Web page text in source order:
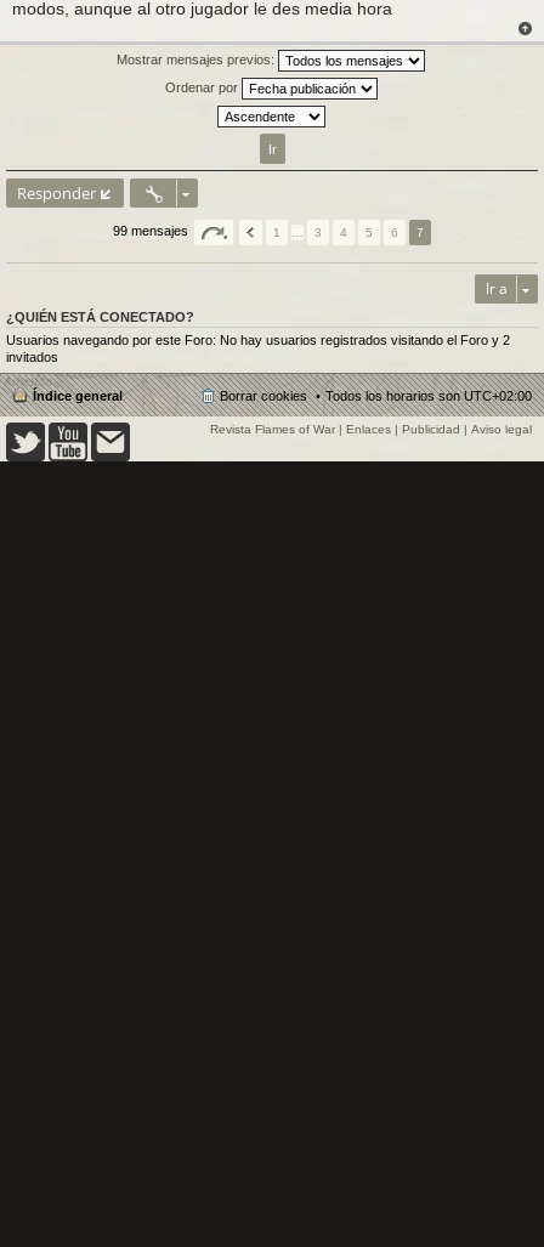
j
modos, aunque al otro jugador le des media hora
Mostrar mensajes previos:
Ordenar por
Responder
99 mensajes 1 … 3 4 5 6 7
Ir a
¿QUIÉN ESTÁ CONECTADO?
Usuarios navegando por este Foro: No hay usuarios registrados visitando el Foro y 2
invitados
Índice general Todos los horarios sonUTC+02:00
Borrar cookies
Revista Flames of War | Enlaces | Publicidad | Aviso legal